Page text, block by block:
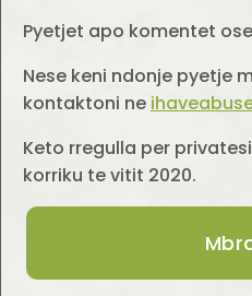
Pyetjet apo komentet
Nese keni ndonje pyetje
kontaktoni ne
Keto rregulla per
korriku te vitit 2020.